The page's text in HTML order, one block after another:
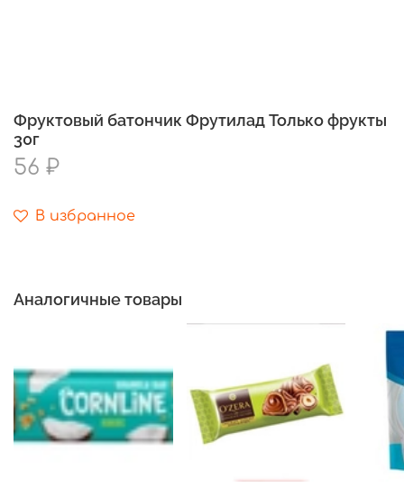
Фруктовый батончик Фрутилад Только фрукты
30г
56 ₽
В избранное
Аналогичные товары